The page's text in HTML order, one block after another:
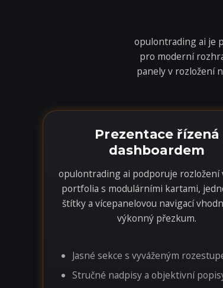
opulontrading ai je
pro moderní
panely v rozložení
Prezentace řízená
dashboardem
opulontrading ai podporuje rozložení
portfolia s modulárními kartami,
štítky a vícepanelovou navigací
výkonný přezkum.
Jasné sekce s vyváženým
Stručné nadpisy a objektivní